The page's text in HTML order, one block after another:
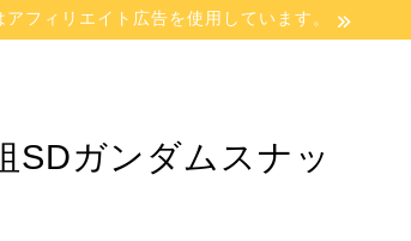
アフィリエイト広告を使用しています。
SDガンダムスナッ